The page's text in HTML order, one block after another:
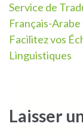
de
l’article
Service de
Français-
Facilitez vos
Linguistiques
Laisser